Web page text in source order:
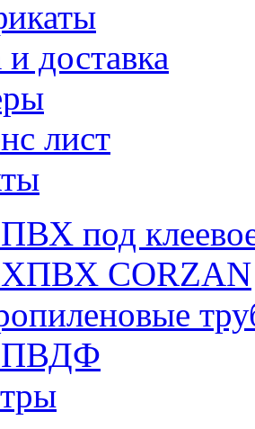
доставка
лист
под
CORZAN
ПВДФ